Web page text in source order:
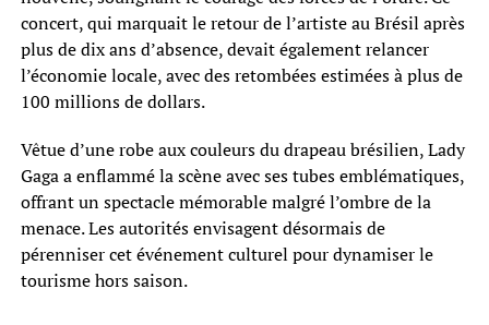
concert, qui marquait le retour de l’artiste au Brésil après
plus de dix ans d’absence, devait également relancer
l’économie locale, avec des retombées estimées à plus de
100 millions de dollars.
Vêtue d’une robe aux couleurs du drapeau brésilien, Lady
Gaga a enflammé la scène avec ses tubes emblématiques,
offrant un spectacle mémorable malgré l’ombre de la
menace. Les autorités envisagent désormais de
pérenniser cet événement culturel pour dynamiser le
tourisme hors saison.